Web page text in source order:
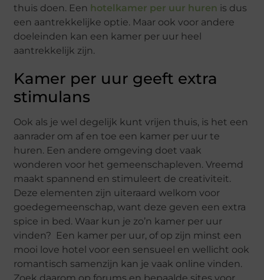
thuis doen. Een hotelkamer per uur huren is dus
een aantrekkelijke optie. Maar ook voor andere
doeleinden kan een kamer per uur heel
aantrekkelijk zijn.
Kamer per uur geeft extra
stimulans
Ook als je wel degelijk kunt vrijen thuis, is het een
aanrader om af en toe een kamer per uur te
huren. Een andere omgeving doet vaak
wonderen voor het gemeenschapleven. Vreemd
maakt spannend en stimuleert de creativiteit.
Deze elementen zijn uiteraard welkom voor
goedegemeenschap, want deze geven een extra
spice in bed. Waar kun je zo’n kamer per uur
vinden? Een kamer per uur, of op zijn minst een
mooi love hotel voor een sensueel en wellicht ook
romantisch samenzijn kan je vaak online vinden.